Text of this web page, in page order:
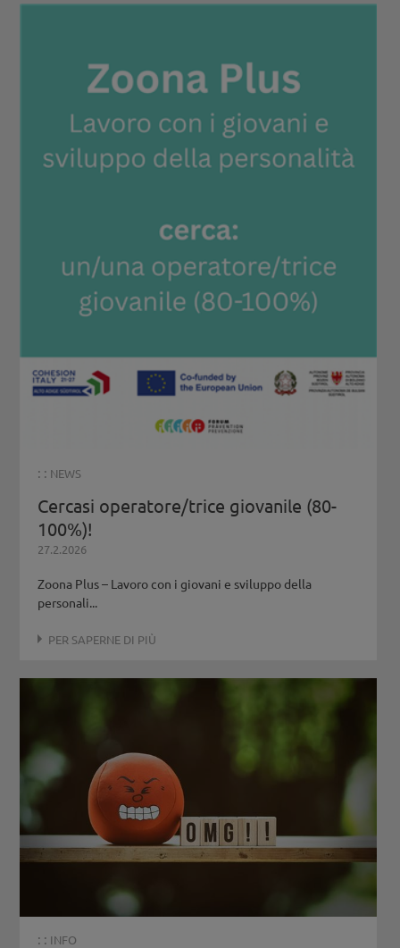
: : NEWS
Cercasi operatore/trice giovanile (80-
100%)!
27.2.2026
Zoona Plus – Lavoro con i giovani e sviluppo della
personali...
PER SAPERNE DI PIÙ
: : INFO